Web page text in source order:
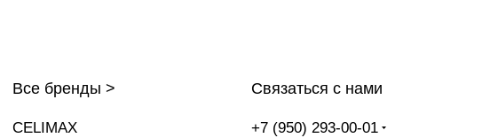
Все бренды >
CELIMAX
Связаться с нами
+7 (950) 293-00-01